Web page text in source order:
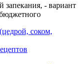
запекания, - вариант
соком,